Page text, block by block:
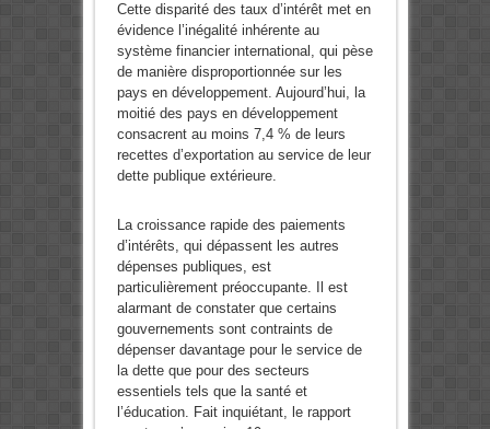
Cette disparité des taux d’intérêt met en
évidence l’inégalité inhérente au
système financier international, qui pèse
de manière disproportionnée sur les
pays en développement. Aujourd’hui, la
moitié des pays en développement
consacrent au moins 7,4 % de leurs
recettes d’exportation au service de leur
dette publique extérieure.
La croissance rapide des paiements
d’intérêts, qui dépassent les autres
dépenses publiques, est
particulièrement préoccupante. Il est
alarmant de constater que certains
gouvernements sont contraints de
dépenser davantage pour le service de
la dette que pour des secteurs
essentiels tels que la santé et
l’éducation. Fait inquiétant, le rapport